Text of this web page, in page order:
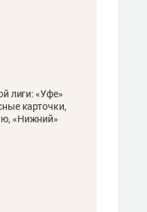
лиги: «Уфе»
карточки,
«Нижний»